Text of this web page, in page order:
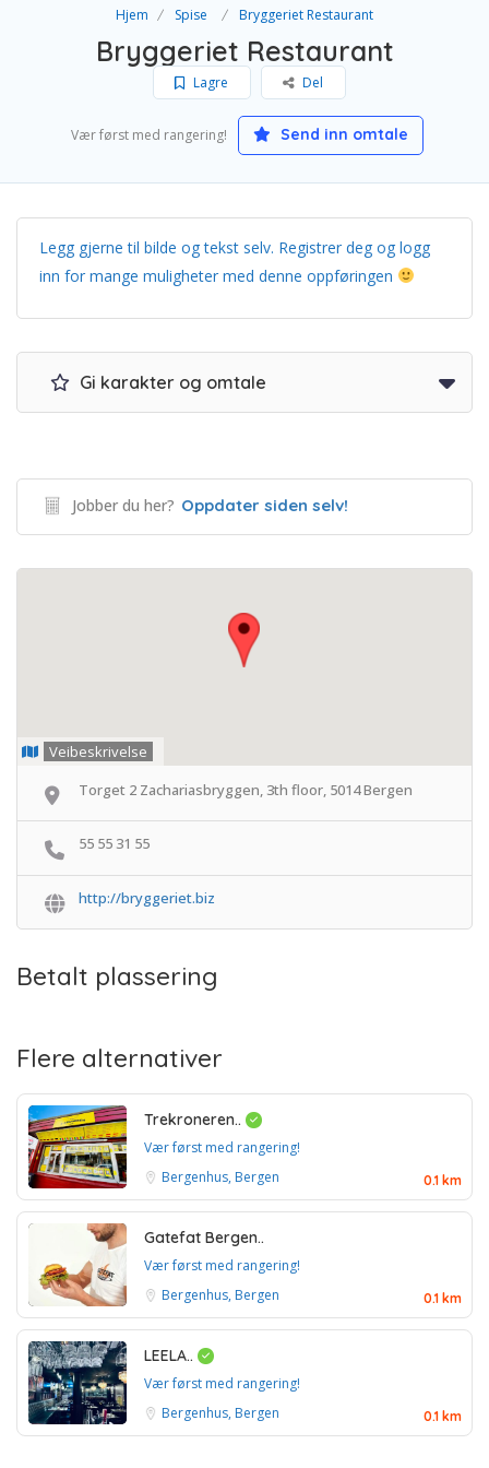
Hjem Spise Bryggeriet Restaurant
Bryggeriet Restaurant
Lagre Del
Vær først med rangering! Send inn omtale
Legg gjerne til bilde og tekst selv. Registrer deg og logg
inn for mange muligheter med denne oppføringen
Gi karakter og omtale
Jobber du her? Oppdater siden selv!
Veibeskrivelse
Torget 2 Zachariasbryggen, 3th floor, 5014 Bergen
55 55 31 55
http://bryggeriet.biz
Betalt plassering
Flere alternativer
Trekroneren..
Vær først med rangering!
Bergenhus, Bergen
0.1 km
Gatefat Bergen..
Vær først med rangering!
Bergenhus, Bergen
0.1 km
LEELA..
Vær først med rangering!
Bergenhus, Bergen
0.1 km